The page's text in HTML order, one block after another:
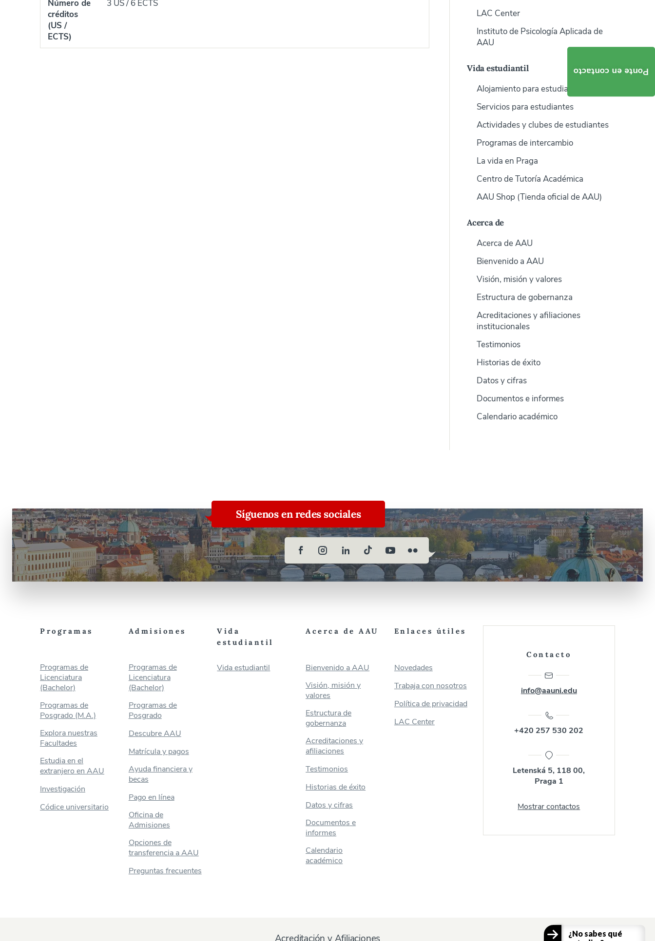
Número de
créditos
(US /
ECTS)
3 US / 6 ECTS
LAC Center
Instituto de Psicología Aplicada de
AAU
Vida estudiantil
Alojamiento para estudiantes
Servicios para estudiantes
Actividades y clubes de estudiantes
Programas de intercambio
La vida en Praga
Centro de Tutoría Académica
AAU Shop (Tienda oficial de AAU)
Acerca de
Acerca de AAU
Bienvenido a AAU
Visión, misión y valores
Estructura de gobernanza
Acreditaciones y afiliaciones
institucionales
Testimonios
Historias de éxito
Datos y cifras
Documentos e informes
Calendario académico
Síguenos en redes sociales
Programas
Programas de
Licenciatura
(Bachelor)
Programas de
Posgrado (M.A.)
Explora nuestras
Facultades
Estudia en el
extranjero en AAU
Investigación
Códice universitario
Admisiones
Programas de
Licenciatura
(Bachelor)
Programas de
Posgrado
Descubre AAU
Matrícula y pagos
Ayuda financiera y
becas
Pago en línea
Oficina de
Admisiones
Opciones de
transferencia a AAU
Preguntas frecuentes
Vida
estudiantil
Vida estudiantil
Acerca de AAU
Bienvenido a AAU
Visión, misión y
valores
Estructura de
gobernanza
Acreditaciones y
afiliaciones
Testimonios
Historias de éxito
Datos y cifras
Documentos e
informes
Calendario
académico
Enlaces útiles
Novedades
Trabaja con nosotros
Política de privacidad
LAC Center
Contacto
info@aauni.edu
+420 257 530 202
Letenská 5, 118 00,
Praga 1
Mostrar contactos
Ponte en contacto
¿No sabes qué